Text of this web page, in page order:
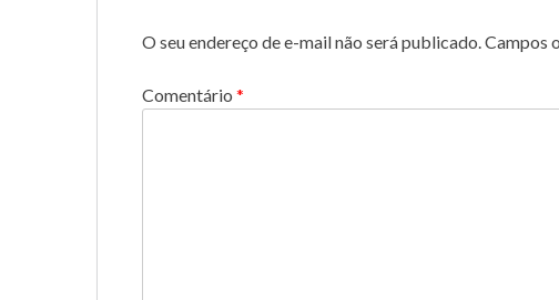
O seu endereço de e-mail não será publicado.Campos
Comentário *